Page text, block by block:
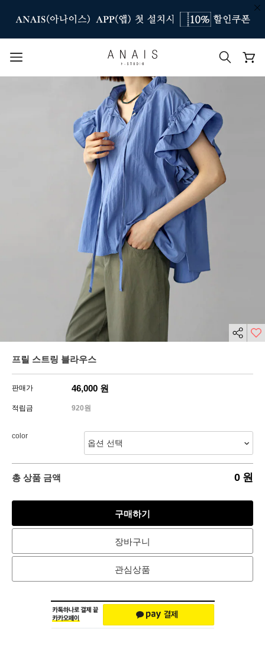
인기 검색어
#신상7%할인 #아나이스 제작
#MD추천 #당일발송 #BEST OF BEST
프릴 스트링 블라우스
판매가 46,000 원
적립금 920원
color
총 상품 금액 0 원
구매하기
장바구니
관심상품